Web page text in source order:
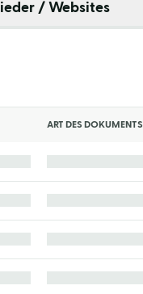
/ Websites
ART DES DOKUMENTS